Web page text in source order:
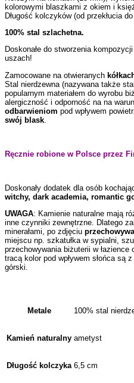
kolorowymi blaszkami z okiem i
Długość kolczyków (od przekłucia
100% stal szlachetna.
Doskonałe do stworzenia
uszach!
Zamocowane na otwieranych
Stal nierdzewna (nazywana także
popularnym materiałem do wyrobu
alergiczność i odporność na na
odbarwieniom pod wpływem
swój blask
Ręcznie robione w Polsce przez
Doskonały dodatek dla osób
witchy, dark academia, romantic
UWAGA: Kamienie naturalne mają
inne czynniki zewnętrzne. Dlatego
minerałami, po zdjęciu
miejscu np. szkatułka w sypialni,
przechowywania biżuterii w
tracą kolor pod wpływem słońca są
górski.
Metale 100% stal
Kamień naturalny ametyst
Długość kolczyka 6,5 cm